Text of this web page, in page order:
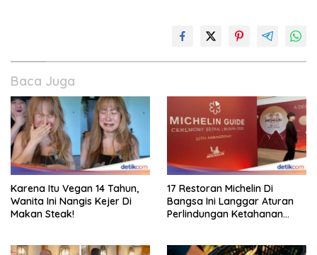
Baca Juga
Karena Itu Vegan 14 Tahun,
Wanita Ini Nangis Kejer Di
Makan Steak!
17 Restoran Michelin Di
Bangsa Ini Langgar Aturan
Perlindungan Ketahanan